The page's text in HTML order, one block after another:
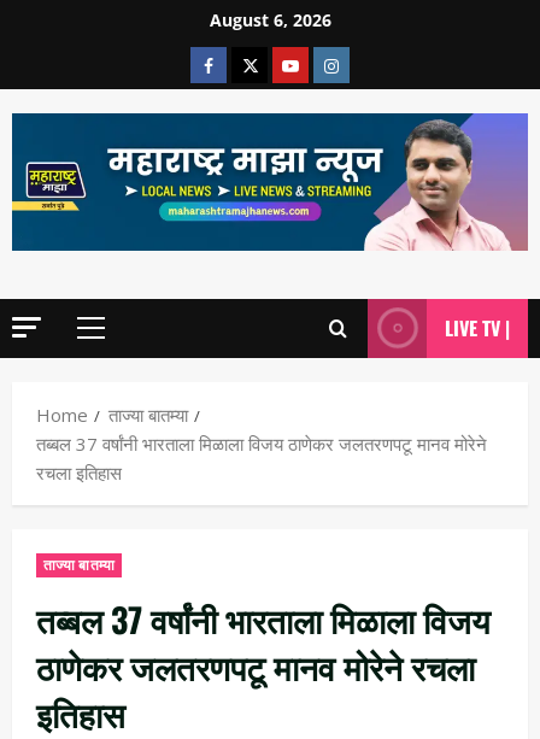
August 6, 2026
LIVE TV |
Home
ताज्या बातम्या
तब्बल 37 वर्षांनी भारताला मिळाला विजय ठाणेकर जलतरणपटू मानव मोरेने
रचला इतिहास
ताज्या बातम्या
तब्बल 37 वर्षांनी भारताला मिळाला विजय
ठाणेकर जलतरणपटू मानव मोरेने रचला
इतिहास